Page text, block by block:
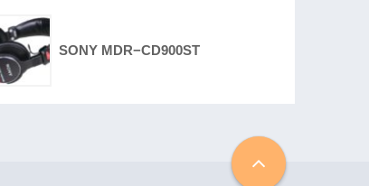
SONY MDR−CD900ST